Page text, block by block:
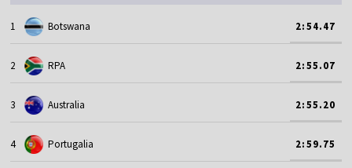
1 Botswana 2:54.47
2 RPA 2:55.07
3 Australia 2:55.20
4 Portugalia 2:59.75